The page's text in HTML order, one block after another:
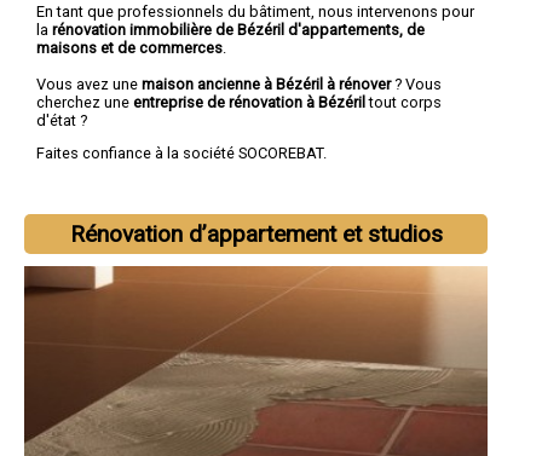
En tant que professionnels du bâtiment, nous intervenons pour
la rénovation immobilière de Bézéril d'appartements, de
maisons et de commerces
Vous avez une maison ancienne à Bézéril à rénover? Vous
cherchez une entreprise de rénovation à Bézériltout corps
d'état ?
Faites confiance à la société SOCOREBAT.
Rénovation d’appartement et studios